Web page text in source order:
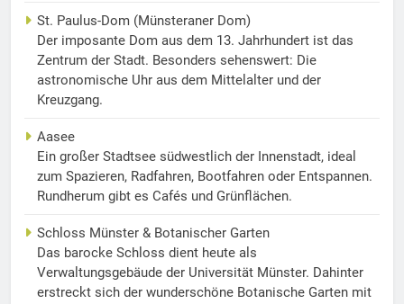
St. Paulus-Dom (Münsteraner Dom)
Der imposante Dom aus dem 13. Jahrhundert ist das
Zentrum der Stadt. Besonders sehenswert: Die
astronomische Uhr aus dem Mittelalter und der
Kreuzgang.
Aasee
Ein großer Stadtsee südwestlich der Innenstadt, ideal
zum Spazieren, Radfahren, Bootfahren oder Entspannen.
Rundherum gibt es Cafés und Grünflächen.
Schloss Münster & Botanischer Garten
Das barocke Schloss dient heute als
Verwaltungsgebäude der Universität Münster. Dahinter
erstreckt sich der wunderschöne Botanische Garten mit